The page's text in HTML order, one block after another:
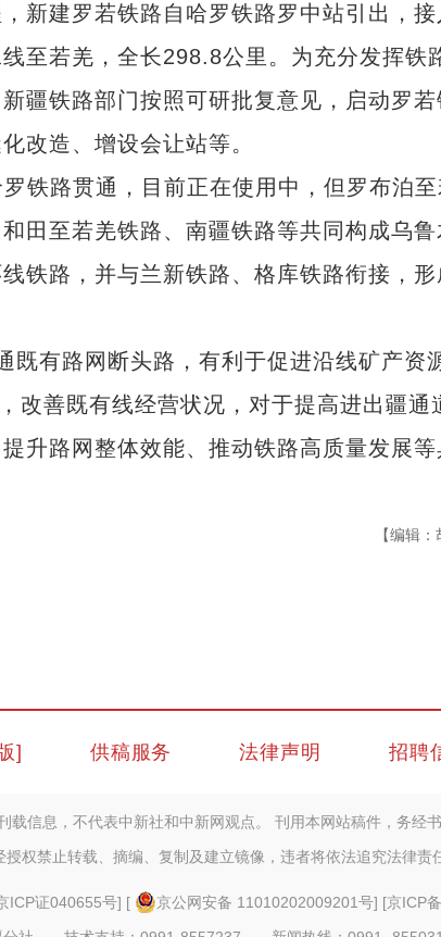
建罗若铁路自哈罗铁路罗中站引出，接
至若羌，全长298.8公里。为充分发挥铁
疆铁路部门按照可研批复意见，启动罗若
改造、增设会让站等。
路贯通，目前正在使用中，但罗布泊至
田至若羌铁路、南疆铁路等共同构成乌鲁
路，并与兰新铁路、格库铁路衔接，形
有路网断头路，有利于促进沿线矿产资
改善既有线经营状况，对于提高进出疆通
升路网整体效能、推动铁路高质量发展等
【编辑：
] 供稿服务 法律声明 招聘
载信息，不代表中新社和中新网观点。 刊用本网站稿件，务经书
授权禁止转载、摘编、复制及建立镜像，违者将依法追究法律责
ICP证040655号] [ 京公网安备 11010202009201号] [京ICP